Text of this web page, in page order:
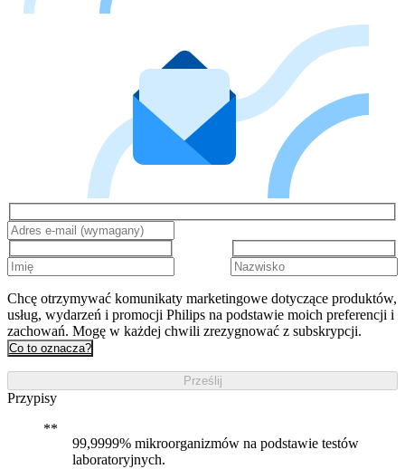
Chcę otrzymywać komunikaty marketingowe dotyczące produktów,
usług, wydarzeń i promocji Philips na podstawie moich preferencji i
zachowań. Mogę w każdej chwili zrezygnować z subskrypcji.
Co to oznacza?
Prześlij
Przypisy
99,9999% mikroorganizmów na podstawie testów
laboratoryjnych.